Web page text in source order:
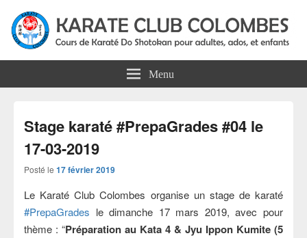
Karate Club Colombes
Menu
Stage karaté #PrepaGrades #04 le
17-03-2019
Posté le 17 février 2019
Le Karaté Club Colombes organise un stage de karaté
#PrepaGrades le dimanche 17 mars 2019, avec pour
thème : “Préparation au Kata 4 & Jyu Ippon Kumite (5